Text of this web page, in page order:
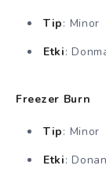
Tip: Minor
Etki:
Freezer Burn
Tip: Minor
Etki: